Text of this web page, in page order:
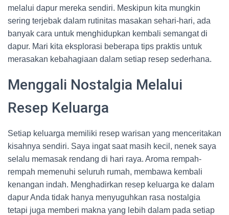
melalui dapur mereka sendiri. Meskipun kita mungkin
sering terjebak dalam rutinitas masakan sehari-hari, ada
banyak cara untuk menghidupkan kembali semangat di
dapur. Mari kita eksplorasi beberapa tips praktis untuk
merasakan kebahagiaan dalam setiap resep sederhana.
Menggali Nostalgia Melalui
Resep Keluarga
Setiap keluarga memiliki resep warisan yang menceritakan
kisahnya sendiri. Saya ingat saat masih kecil, nenek saya
selalu memasak rendang di hari raya. Aroma rempah-
rempah memenuhi seluruh rumah, membawa kembali
kenangan indah. Menghadirkan resep keluarga ke dalam
dapur Anda tidak hanya menyuguhkan rasa nostalgia
tetapi juga memberi makna yang lebih dalam pada setiap